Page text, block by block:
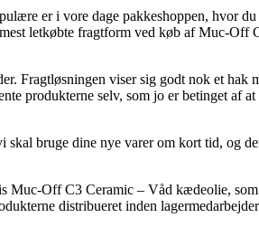
er i vore dage pakkeshoppen, hvor
letkøbte fragtform ved køb af Muc-Off
Fragtløsningen viser sig godt nok et hak
produkterne selv, som jo er betinget af
bruge dine nye varer om kort tid, og
Muc-Off C3 Ceramic – Våd kædeolie,
distribueret inden